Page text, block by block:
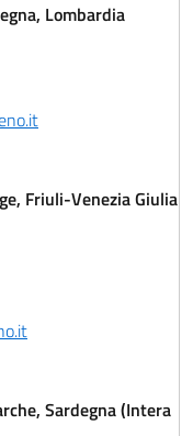
Lombardia
Friuli-Venezia Giulia
Sardegna (Intera